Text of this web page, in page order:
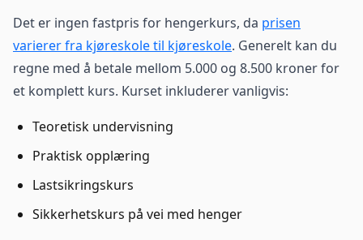
Det er ingen fastpris for hengerkurs, da prisen
varierer fra kjøreskole til kjøreskole. Generelt kan du
regne med å betale mellom 5.000 og 8.500 kroner for
et komplett kurs. Kurset inkluderer vanligvis:
Teoretisk undervisning
Praktisk opplæring
Lastsikringskurs
Sikkerhetskurs på vei med henger